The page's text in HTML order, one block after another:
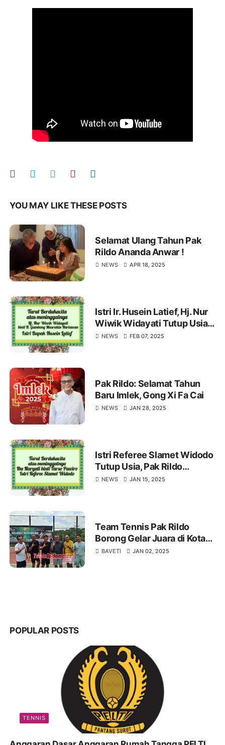
YOU MAY LIKE THESE POSTS
Selamat Ulang Tahun Pak
Rildo Ananda Anwar !
NEWS APR 18, 2025
Istri Ir. Husein Latief, Hj. Nur
Wiwik Widayati Tutup Usia.
Pak Rildo Sampaikan
NEWS FEB 07, 2025
Pak Rildo: Selamat Tahun
Baru Imlek, Gong Xi Fa Cai
NEWS JAN 28, 2025
Istri Referee Slamet Widodo
Tutup Usia, Pak Rildo
Sampaikan Ucapan
NEWS JAN 15, 2025
Team Tennis Pak Rildo
Borong Gelar Juara di Kota
Atlas
BAVETI JAN 02, 2025
POPULAR POSTS
TENNIS